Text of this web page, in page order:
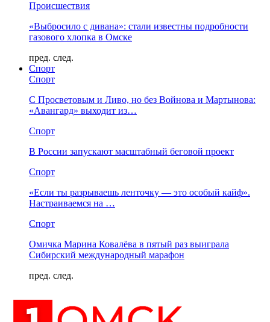
Происшествия
«Выбросило с дивана»: стали известны подробности
газового хлопка в Омске
пред. след.
Спорт
Спорт
С Просветовым и Ливо, но без Войнова и Мартынова:
«Авангард» выходит из…
Спорт
В России запускают масштабный беговой проект
Спорт
«Если ты разрываешь ленточку — это особый кайф».
Настраиваемся на …
Спорт
Омичка Марина Ковалёва в пятый раз выиграла
Сибирский международный марафон
пред. след.